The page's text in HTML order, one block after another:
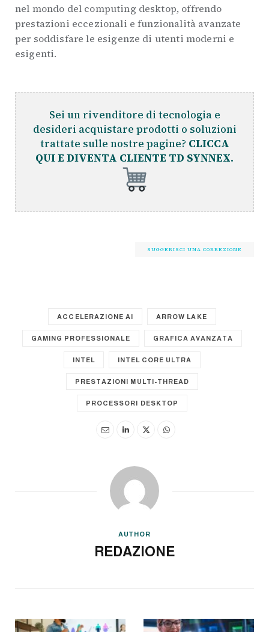
nel mondo del computing desktop, offrendo
prestazioni eccezionali e funzionalità avanzate
per soddisfare le esigenze di utenti moderni e
esigenti.
Sei un rivenditore di tecnologia e
desideri acquistare prodotti o soluzioni
trattate sulle nostre pagine? CLICCA
QUI E DIVENTA CLIENTE TD SYNNEX.
SUGGERISCI UNA CORREZIONE
ACCELERAZIONE AI ARROW LAKE
GAMING PROFESSIONALE GRAFICA AVANZATA
INTEL INTEL CORE ULTRA
PRESTAZIONI MULTI-THREAD
PROCESSORI DESKTOP
AUTHOR
REDAZIONE